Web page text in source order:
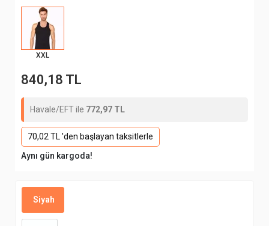
XXL
840,18 TL
Havale/EFT ile 772,97 TL
70,02 TL 'den başlayan taksitlerle
Aynı gün kargoda!
Siyah